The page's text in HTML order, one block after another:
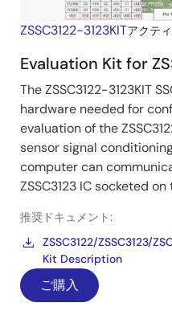
ZSSC3122-3123KITアクテ
Evaluation Kit for
The ZSSC3122-3123KIT
hardware needed for
evaluation of the
sensor signal
computer can
ZSSC3123 IC socketed on
推奨ドキュメント:
ZSSC3122/ZSSC3123/
Kit Description
ご購入